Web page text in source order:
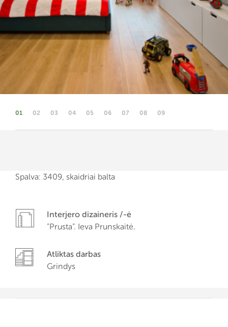
01 02 03 04 05 06 07 08 09
Spalva: 3409, skaidriai balta
Interjero dizaineris /-ė
"Prusta". Ieva Prunskaitė.
Atliktas darbas
Grindys